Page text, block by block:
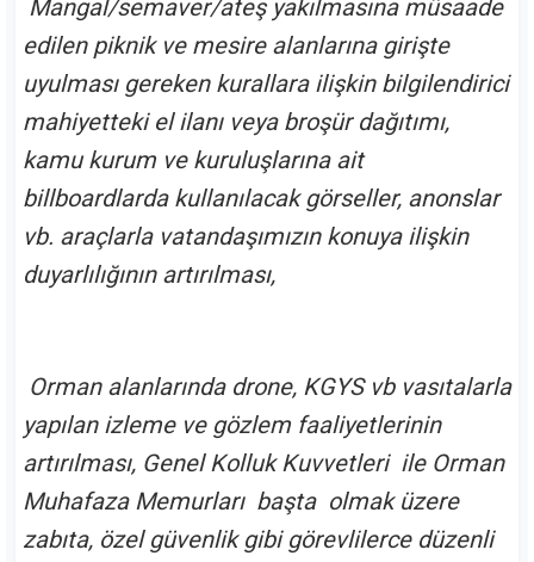
Mangal/semaver/ateş yakılmasına müsaade
edilen piknik ve mesire alanlarına girişte
uyulması gereken kurallara ilişkin bilgilendirici
mahiyetteki el ilanı veya broşür dağıtımı,
kamu kurum ve kuruluşlarına ait
billboardlarda kullanılacak görseller, anonslar
vb. araçlarla vatandaşımızın konuya ilişkin
duyarlılığının artırılması,
Orman alanlarında drone, KGYS vb vasıtalarla
yapılan izleme ve gözlem faaliyetlerinin
artırılması, Genel Kolluk Kuvvetleri ile Orman
Muhafaza Memurları başta olmak üzere
zabıta, özel güvenlik gibi görevlilerce düzenli